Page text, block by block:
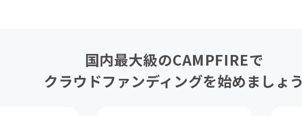
国内最大級のCAMPFIREで
クラウドファンディングを始めましょう